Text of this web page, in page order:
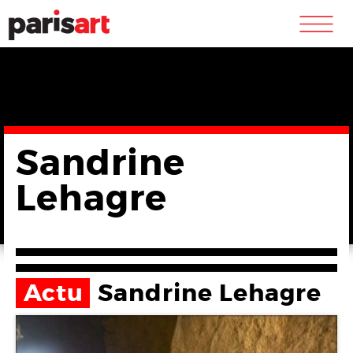
m
Sandrine
Lehagre
Actu Sandrine Lehagre